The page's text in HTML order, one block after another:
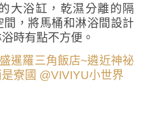
大浴缸，乾濕分離的隔
，將馬桶和淋浴間設計
時有點不方便。